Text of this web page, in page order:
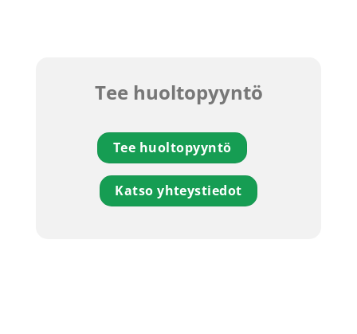
Tee huoltopyyntö
Tee huoltopyyntö
Katso yhteystiedot